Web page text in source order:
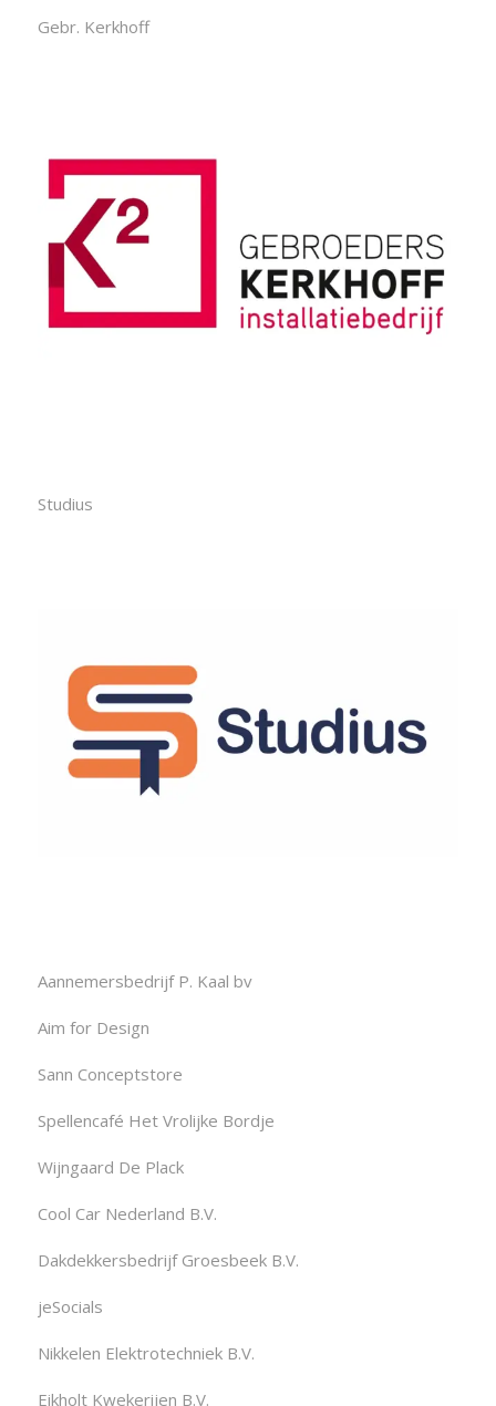
Gebr. Kerkhoff
Studius
Aannemersbedrijf P. Kaal bv
Aim for Design
Sann Conceptstore
Spellencafé Het Vrolijke Bordje
Wijngaard De Plack
Cool Car Nederland B.V.
Dakdekkersbedrijf Groesbeek B.V.
jeSocials
Nikkelen Elektrotechniek B.V.
Eikholt Kwekerijen B.V.